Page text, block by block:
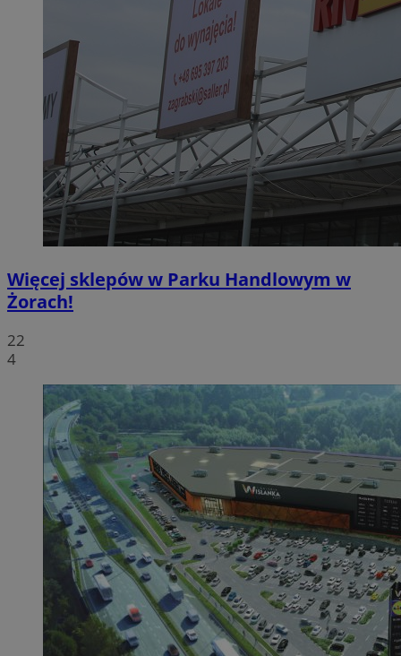
Więcej sklepów w Parku Handlowym w
Żorach!
22
4